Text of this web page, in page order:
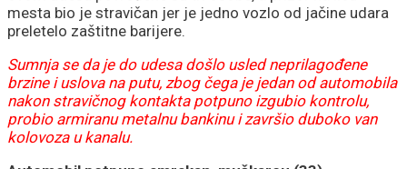
mesta bio je stravičan jer je jedno vozlo od jačine udara
preletelo zaštitne barijere.
Sumnja se da je do udesa došlo usled neprilagođene
brzine i uslova na putu, zbog čega je jedan od automobila
nakon stravičnog kontakta potpuno izgubio kontrolu,
probio armiranu metalnu bankinu i završio duboko van
kolovoza u kanalu.